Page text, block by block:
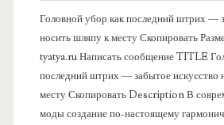
Головной убор как последний штрих —
носить шляпу к месту Скопировать
tyatya.ru Написать сообщение TITLE
последний штрих — забытое искусство
месту Скопировать Description В
моды создание по-настоящему